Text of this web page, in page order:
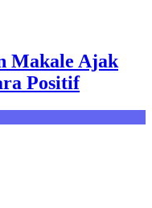
Makale Ajak
Positif